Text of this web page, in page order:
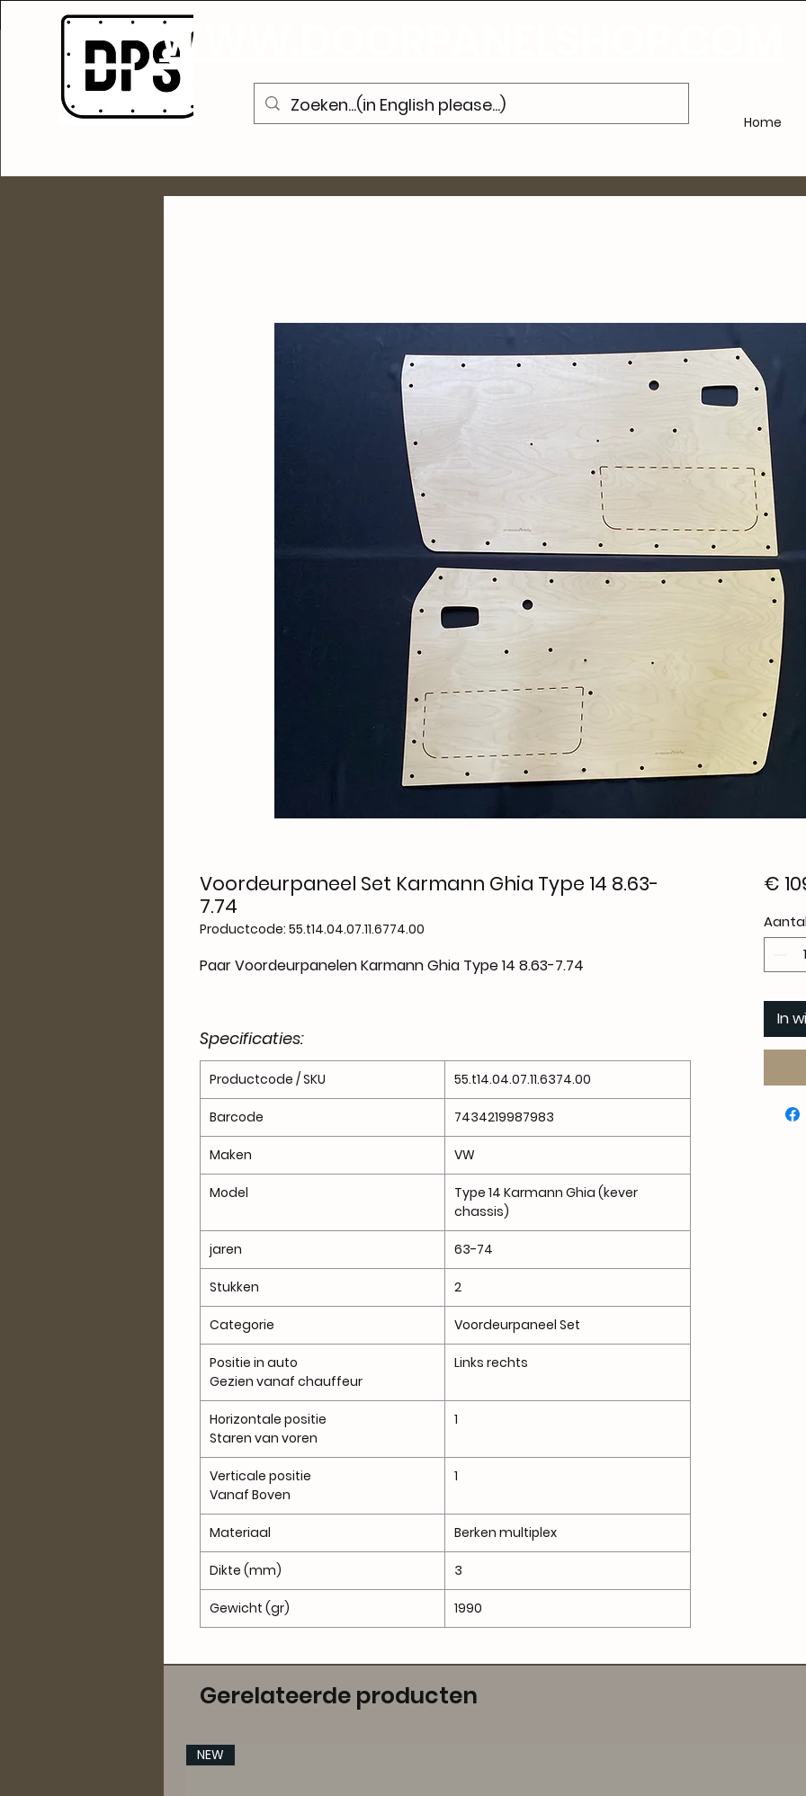
WWW.DOORPANELSHOP.COM
Home
Voordeurpaneel Set Karmann Ghia Type 14 8.63-
7.74
Productcode: 55.t14.04.07.11.6774.00
Paar Voordeurpanelen Karmann Ghia Type 14 8.63-7.74
Specificaties:
Productcode / SKU 55.t14.04.07.11.6374.00
Barcode 7434219987983
Maken VW
Model
Type 14 Karmann Ghia (kever
chassis)
jaren 63-74
Stukken 2
Categorie Voordeurpaneel Set
Positie in auto
Gezien vanaf chauffeur
Links rechts
Horizontale positie
Staren van voren
1
Verticale positie
Vanaf Boven
1
Materiaal Berken multiplex
Dikte (mm) 3
Gewicht (gr) 1990
€
In
Gerelateerde producten
NEW